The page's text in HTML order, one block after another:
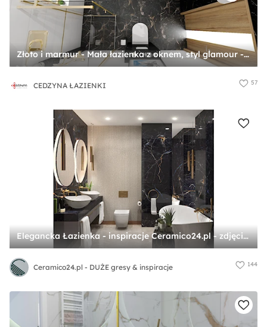
Złoto i marmur - Mała łazienka z oknem, styl glamour - zdjęcie od CEDZYNA ŁAZIENKI
CEDZYNA ŁAZIENKI 57
Elegancka Łazienka - inspiracje Ceramico24.pl - zdjęcie od Ceramico24.pl - DUŻE gresy & inspiracje
Ceramico24.pl - DUŻE gresy & inspiracje 144